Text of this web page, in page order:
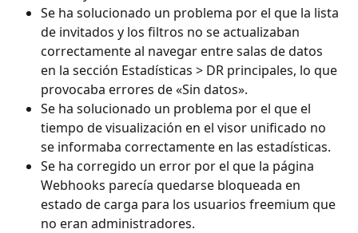
Se ha solucionado un problema por el que la lista
de invitados y los filtros no se actualizaban
correctamente al navegar entre salas de datos
en la sección Estadísticas > DR principales, lo que
provocaba errores de «Sin datos».
Se ha solucionado un problema por el que el
tiempo de visualización en el visor unificado no
se informaba correctamente en las estadísticas.
Se ha corregido un error por el que la página
Webhooks parecía quedarse bloqueada en
estado de carga para los usuarios freemium que
no eran administradores.